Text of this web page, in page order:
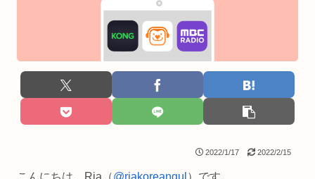
2022/1/17 2022/2/15